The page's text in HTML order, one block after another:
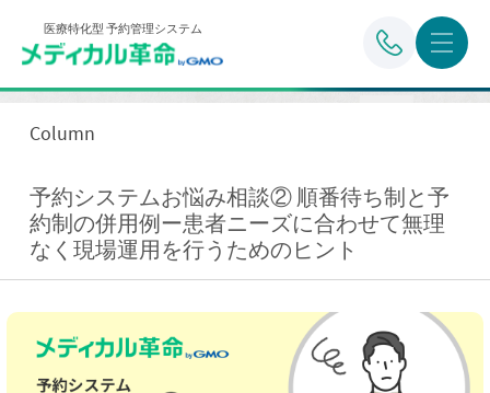
医療特化型 予約管理システム
Column
予約システムお悩み相談② 順番待ち制と予
約制の併用例ー患者ニーズに合わせて無理
なく現場運用を行うためのヒント